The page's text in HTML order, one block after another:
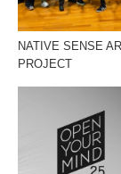
NATIVE SENSE
PROJECT